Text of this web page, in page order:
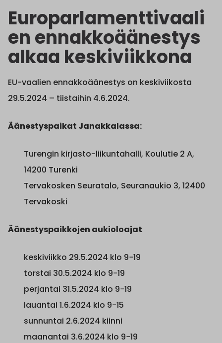
Europarlamenttivaali
en ennakkoäänestys
alkaa keskiviikkona
EU-vaalien ennakkoäänestys on keskiviikosta
29.5.2024 – tiistaihin 4.6.2024.
Äänestyspaikat Janakkalassa:
Turengin kirjasto-liikuntahalli, Koulutie 2 A,
14200 Turenki
Tervakosken Seuratalo, Seuranaukio 3, 12400
Tervakoski
Äänestyspaikkojen aukioloajat
keskiviikko 29.5.2024 klo 9−19
torstai 30.5.2024 klo 9−19
perjantai 31.5.2024 klo 9−19
lauantai 1.6.2024 klo 9−15
sunnuntai 2.6.2024 kiinni
maanantai 3.6.2024 klo 9−19